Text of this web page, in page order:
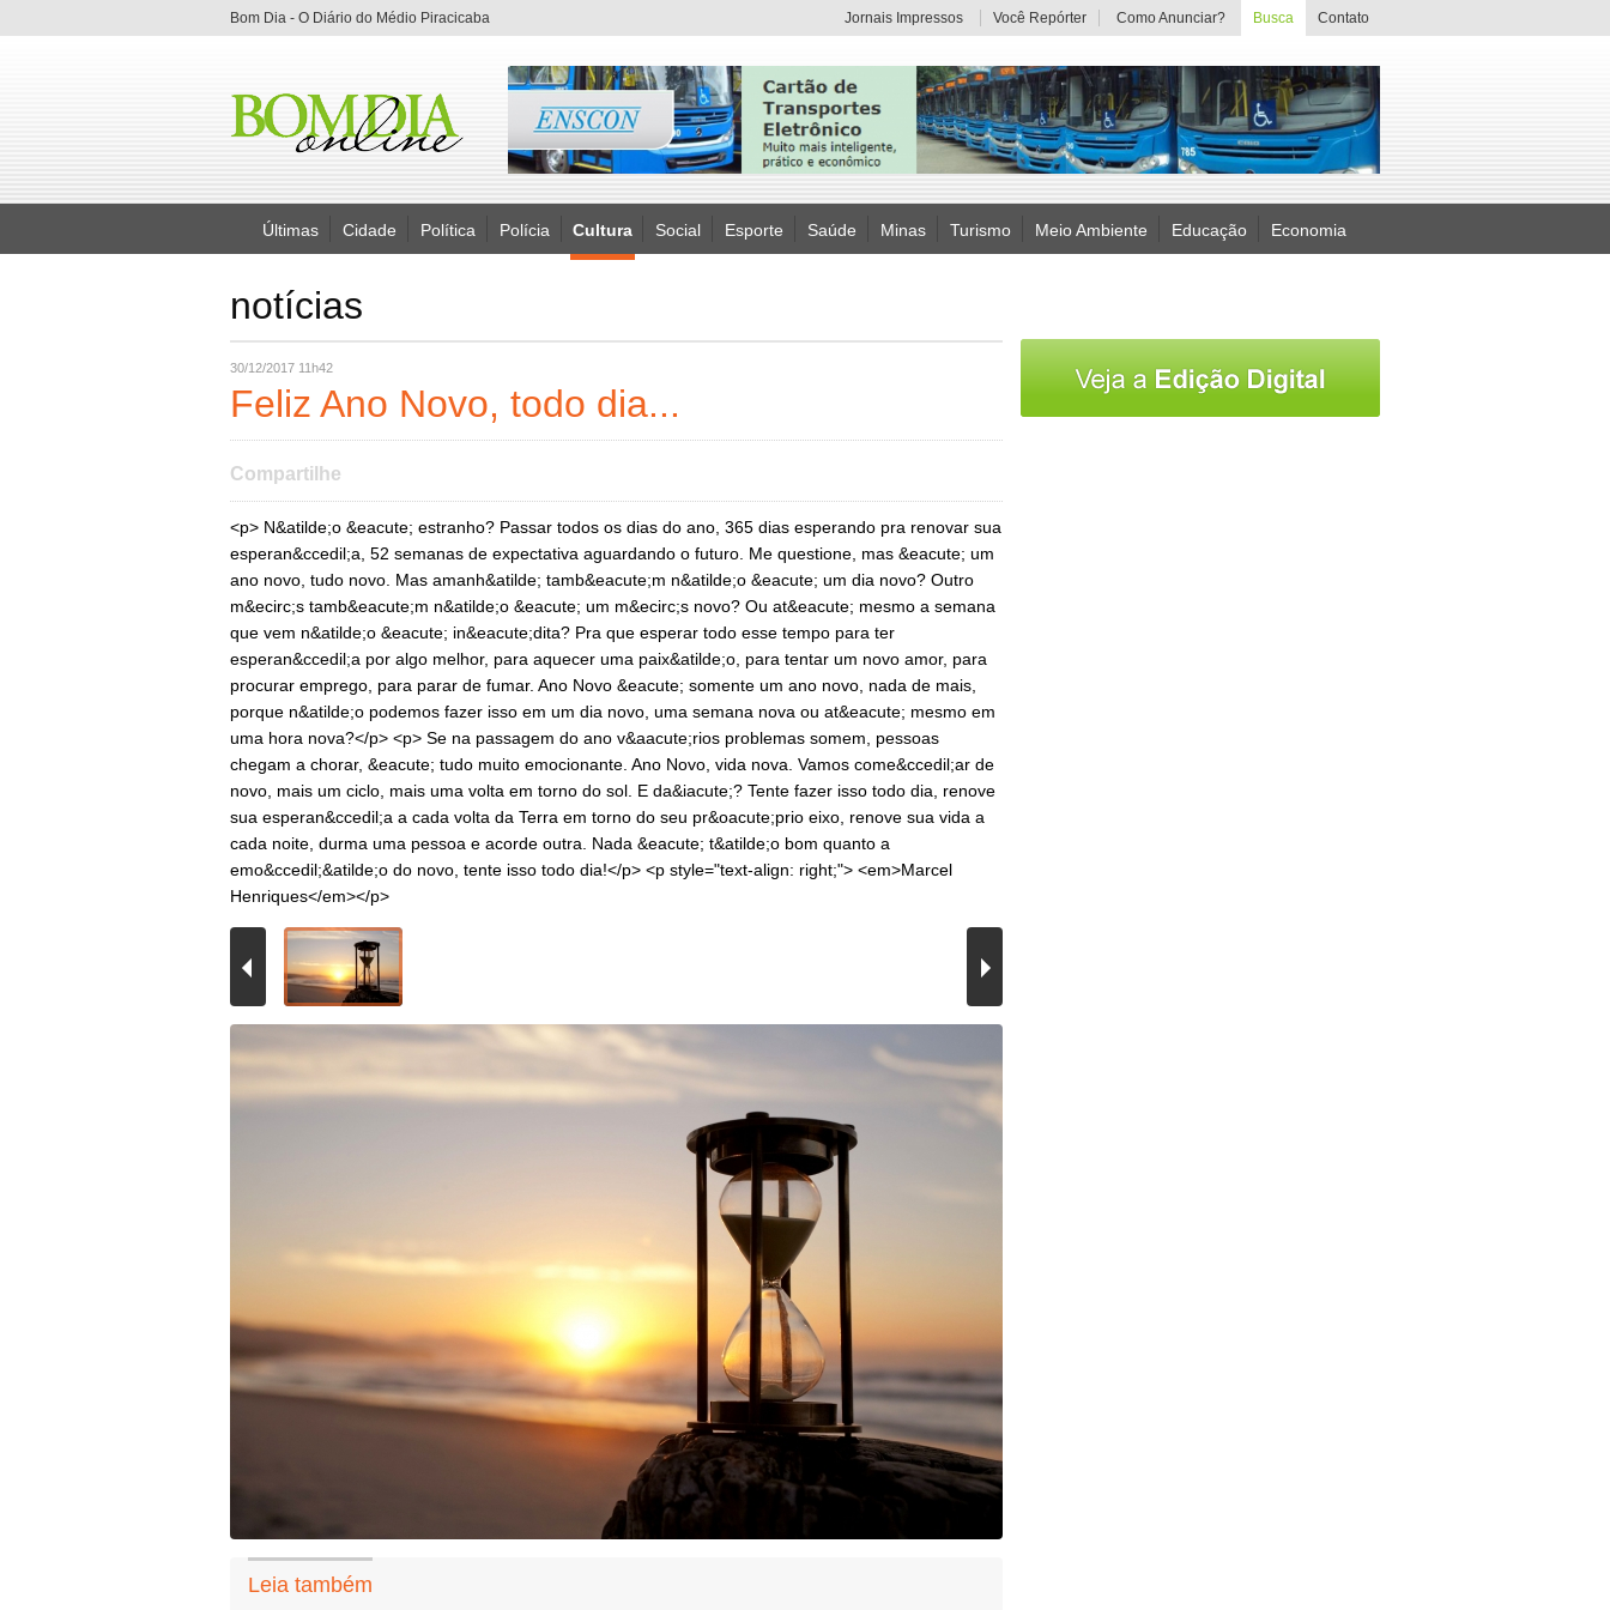
Bom Dia - O Diário do Médio Piracicaba Jornais Impressos Você Repórter Como Anunciar? Busca Contato
Últimas Cidade Política Polícia Cultura Social Esporte Saúde Minas Turismo Meio Ambiente Educação Economia
notícias
30/12/2017 11h42
Feliz Ano Novo, todo dia...
Compartilhe
<p> N&atilde;o &eacute; estranho? Passar todos os dias do ano, 365 dias esperando pra renovar sua
esperan&ccedil;a, 52 semanas de expectativa aguardando o futuro. Me questione, mas &eacute; um
ano novo, tudo novo. Mas amanh&atilde; tamb&eacute;m n&atilde;o &eacute; um dia novo? Outro
m&ecirc;s tamb&eacute;m n&atilde;o &eacute; um m&ecirc;s novo? Ou at&eacute; mesmo a semana
que vem n&atilde;o &eacute; in&eacute;dita? Pra que esperar todo esse tempo para ter
esperan&ccedil;a por algo melhor, para aquecer uma paix&atilde;o, para tentar um novo amor, para
procurar emprego, para parar de fumar. Ano Novo &eacute; somente um ano novo, nada de mais,
porque n&atilde;o podemos fazer isso em um dia novo, uma semana nova ou at&eacute; mesmo em
uma hora nova?</p> <p> Se na passagem do ano v&aacute;rios problemas somem, pessoas
chegam a chorar, &eacute; tudo muito emocionante. Ano Novo, vida nova. Vamos come&ccedil;ar de
novo, mais um ciclo, mais uma volta em torno do sol. E da&iacute;? Tente fazer isso todo dia, renove
sua esperan&ccedil;a a cada volta da Terra em torno do seu pr&oacute;prio eixo, renove sua vida a
cada noite, durma uma pessoa e acorde outra. Nada &eacute; t&atilde;o bom quanto a
emo&ccedil;&atilde;o do novo, tente isso todo dia!</p> <p style="text-align: right;"> <em>Marcel
Henriques</em></p>
Leia também